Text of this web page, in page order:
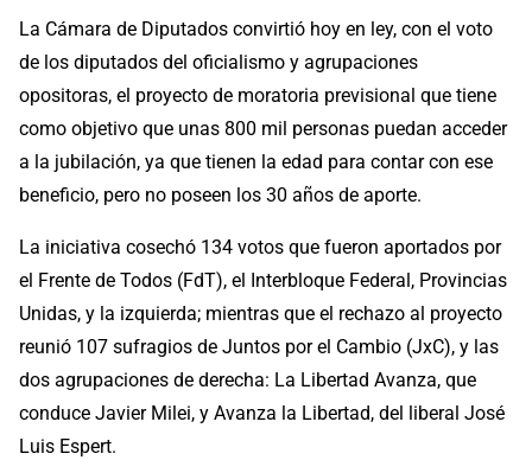
La Cámara de Diputados convirtió hoy en ley, con el voto
de los diputados del oficialismo y agrupaciones
opositoras, el proyecto de moratoria previsional que tiene
como objetivo que unas 800 mil personas puedan acceder
a la jubilación, ya que tienen la edad para contar con ese
beneficio, pero no poseen los 30 años de aporte.
La iniciativa cosechó 134 votos que fueron aportados por
el Frente de Todos (FdT), el Interbloque Federal, Provincias
Unidas, y la izquierda; mientras que el rechazo al proyecto
reunió 107 sufragios de Juntos por el Cambio (JxC), y las
dos agrupaciones de derecha: La Libertad Avanza, que
conduce Javier Milei, y Avanza la Libertad, del liberal José
Luis Espert.